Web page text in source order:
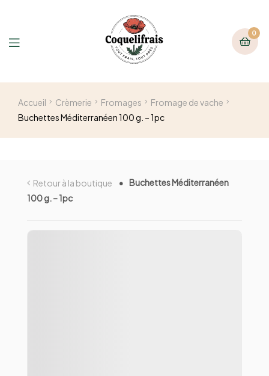
0
Accueil Crèmerie Fromages
Fromage de vache
Buchettes Méditerranéen 100 g. – 1pc
Retour à la boutique
Buchettes Méditerranéen
100 g. – 1pc